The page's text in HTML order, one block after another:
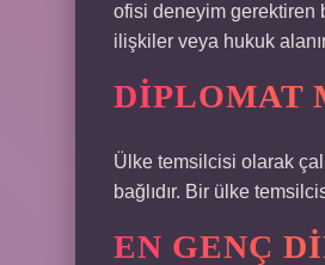
ofisi deneyim gerektiren
ilişkiler veya hukuk
DIPLOMAT
Ülke temsilcisi olarak
bağlıdır. Bir ülke
EN GENÇ